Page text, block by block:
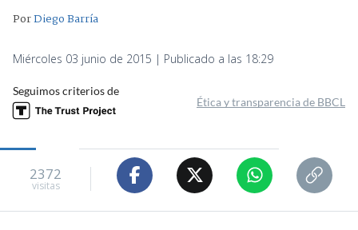
PorDiego Barría
Miércoles 03 junio de 2015 | Publicado a las 18:29
Seguimos criterios de
Ética y transparencia de BBCL
2372
visitas